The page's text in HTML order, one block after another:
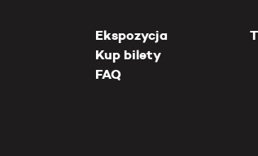
Ekspozycja
Kup bilety
FAQ